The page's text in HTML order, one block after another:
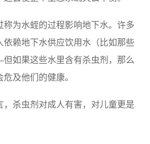
称为水蛭的过程影响地下水。许多
依赖地下水供应饮用水（比如那些
如果这些水里含有杀虫剂，那么
及他们的健康。
，杀虫剂对成人有害，对儿童更是